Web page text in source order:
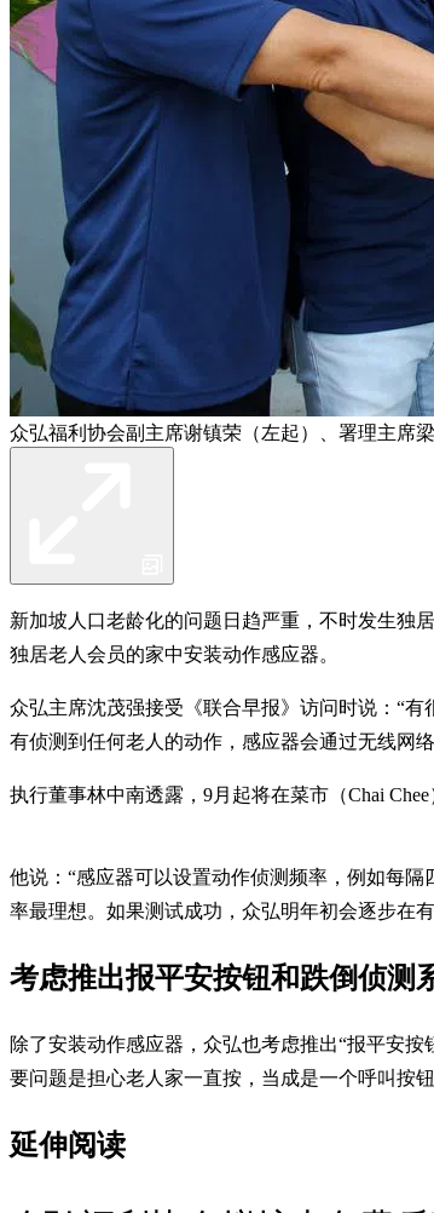
众弘福利协会副主席谢镇荣（左起）、署理主席
新加坡人口老龄化的问题日趋严重，不时发生独
独居老人会员的家中安装动作感应器。
众弘主席沈茂强接受《联合早报》访问时说：“
有侦测到任何老人的动作，感应器会通过无线网
执行董事林中南透露，9月起将在菜市（Chai
他说：“感应器可以设置动作侦测频率，例如每
率最理想。如果测试成功，众弘明年初会逐步在
考虑推出报平安按钮和跌倒侦测
除了安装动作感应器，众弘也考虑推出“报平安
要问题是担心老人家一直按，当成是一个呼叫按
延伸阅读